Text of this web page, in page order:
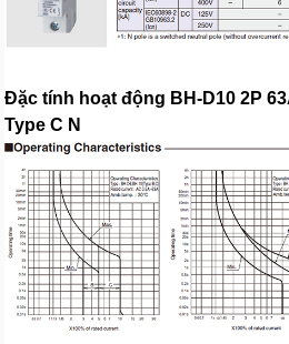
Đặc tính hoạt động BH-D10 2P
Type C N